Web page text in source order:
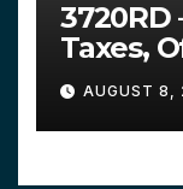
3720RD
Taxes,
Courts…
AUGUST 8,